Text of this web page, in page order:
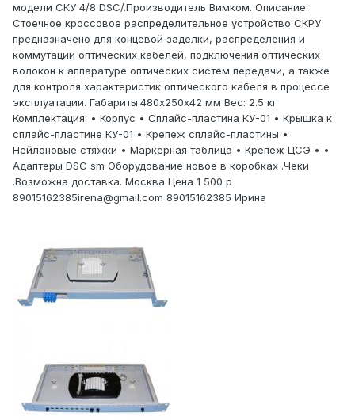
модели СКУ 4/8 DSC/.Производитель Вимком. Описание:
Стоечное кроссовое распределительное устройство СКРУ
предназначено для концевой заделки, распределения и
коммутации оптических кабелей, подключения оптических
волокон к аппаратуре оптических систем передачи, а также
для контроля характеристик оптического кабеля в процессе
эксплуатации. Габариты:480х250х42 мм Вес: 2.5 кг
Комплектация: • Корпус • Сплайс-пластина КУ-01 • Крышка к
сплайс-пластине КУ-01 • Крепеж сплайс-пластины •
Нейлоновые стяжки • Маркерная таблица • Крепеж ЦСЭ • •
Адаптеры DSC sm Оборудование новое в коробках .Чеки
.Возможна доставка. Москва Цена 1 500 р
89015162385irena@gmail.com 89015162385 Ирина